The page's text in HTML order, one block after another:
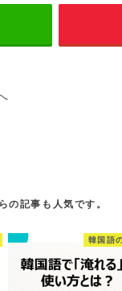
の記事も人気です。
韓国語